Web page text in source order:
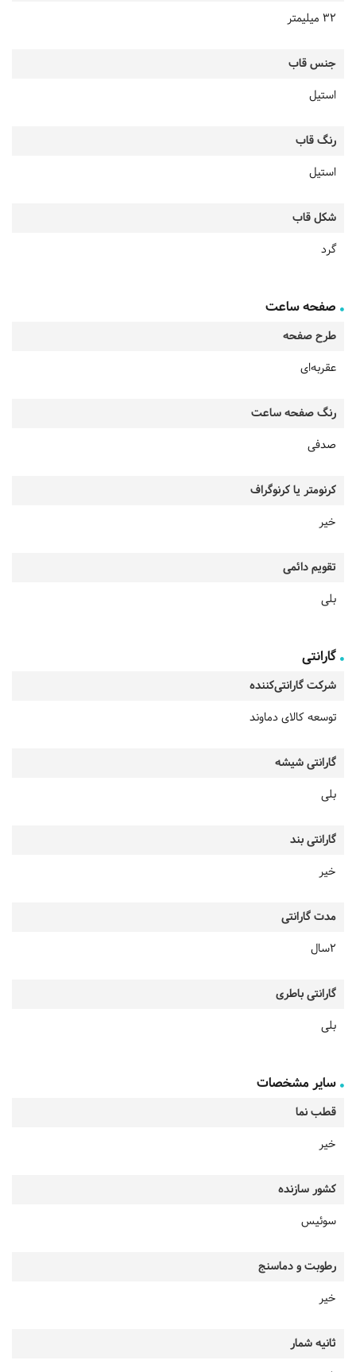
32 میلیمتر
جنس قاب
استیل
رنگ قاب
استیل
شکل قاب
گرد
صفحه ساعت
طرح صفحه
عقربه‌ای
رنگ صفحه ساعت
صدفی
کرنومتر یا کرنوگراف
خیر
تقویم دائمی
بلی
گارانتی
شرکت گارانتی‌کننده
توسعه کالای دماوند
گارانتی شیشه
بلی
گارانتی بند
خیر
مدت گارانتی
2سال
گارانتی باطری
بلی
سایر مشخصات
قطب نما
خیر
کشور سازنده
سوئیس
رطوبت و دماسنج
خیر
ثانیه شمار